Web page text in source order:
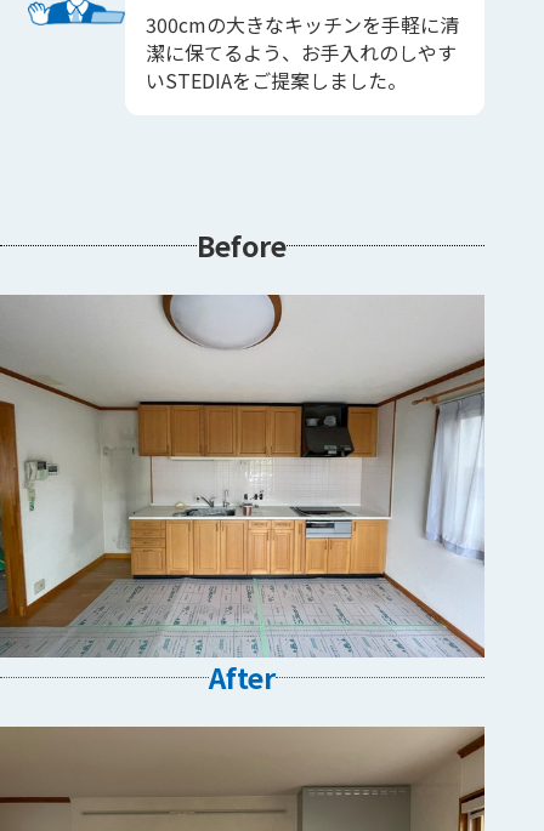
300cmの大きなキッチンを手軽に清
潔に保てるよう、お手入れのしやす
いSTEDIAをご提案しました。
Before
After